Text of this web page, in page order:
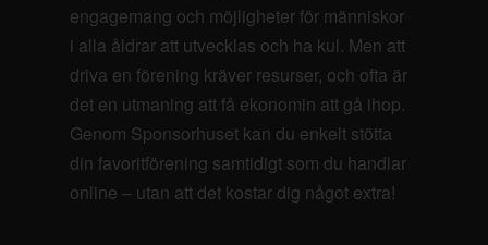
engagemang och möjligheter för människor
i alla åldrar att utvecklas och ha kul. Men att
driva en förening kräver resurser, och ofta är
det en utmaning att få ekonomin att gå ihop.
Genom Sponsorhuset kan du enkelt stötta
din favoritförening samtidigt som du handlar
online – utan att det kostar dig något extra!